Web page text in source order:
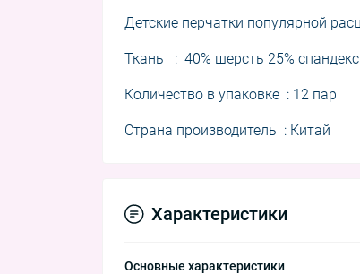
Детские перчатки популярной
Ткань : 40% шерсть 25%
Количество в упаковке : 12 пар
Страна производитель : Китай
Характеристики
Основные характеристики